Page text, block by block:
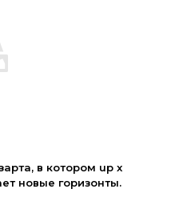
в котором up x
новые горизонты.